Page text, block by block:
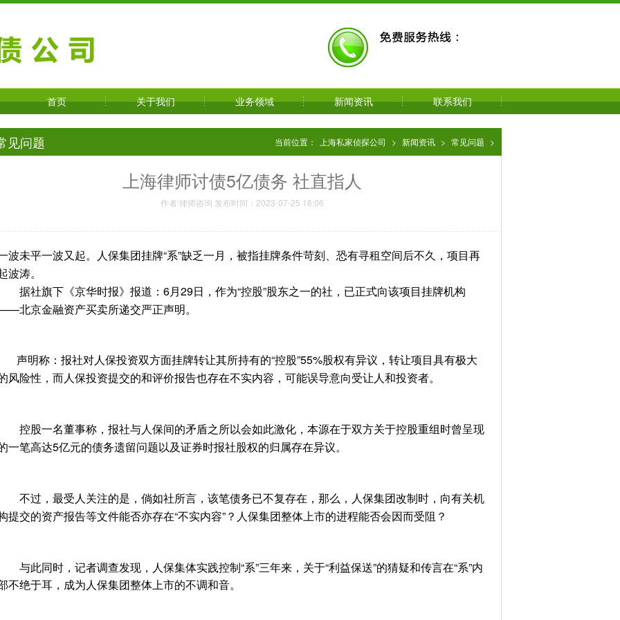
首页 关于我们 业务领域 新闻资讯 联系我们
见问题 当前位置： 上海私家侦探公司 > 新闻资讯 > 常见问题 >
上海律师讨债5亿债务 社直指人
作者:律师咨询 发布时间：2023-07-25 16:06
波未平一波又起。人保集团挂牌“系”缺乏一月，被指挂牌条件苛刻、恐有寻租空间后不久，项目再
波涛。
社旗下《京华时报》报道：6月29日，作为“控股”股东之一的社，已正式向该项目挂牌机构
北京金融资产买卖所递交严正声明。
明称：报社对人保投资双方面挂牌转让其所持有的“控股”55%股权有异议，转让项目具有极大
风险性，而人保投资提交的和评价报告也存在不实内容，可能误导意向受让人和投资者。
股一名董事称，报社与人保间的矛盾之所以会如此激化，本源在于双方关于控股重组时曾呈现
一笔高达5亿元的债务遗留问题以及证券时报社股权的归属存在异议。
过，最受人关注的是，倘如社所言，该笔债务已不复存在，那么，人保集团改制时，向有关机
提交的资产报告等文件能否亦存在“不实内容”？人保集团整体上市的进程能否会因而受阻？
此同时，记者调查发现，人保集体实践控制“系”三年来，关于“利益保送”的猜疑和传言在“系”内
不绝于耳，成为人保集团整体上市的不调和音。